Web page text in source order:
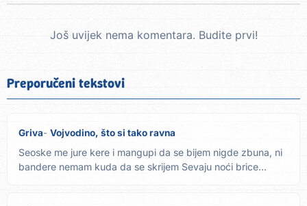
Još uvijek nema komentara. Budite prvi!
Preporučeni tekstovi
Griva Vojvodino, što si tako ravna
Seoske me jure kere i mangupi da se bijem nigde zbuna, ni
bandere nemam kuda da se skrijem Sevaju noći brice